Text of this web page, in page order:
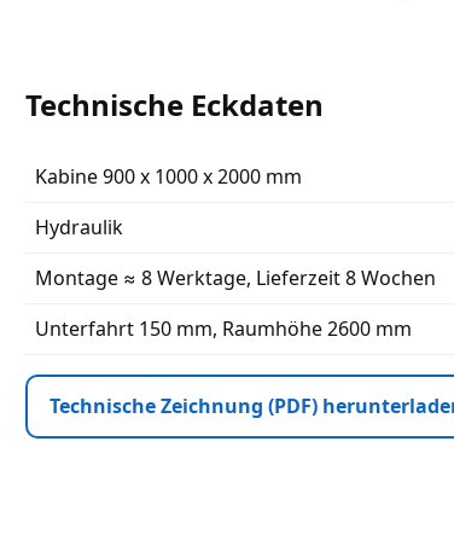
Technische Eckdaten
Kabine 900 x 1000 x 2000 mm
Hydraulik
Montage ≈ 8 Werktage, Lieferzeit 8 Wochen
Unterfahrt 150 mm, Raumhöhe 2600 mm
Technische Zeichnung (PDF)